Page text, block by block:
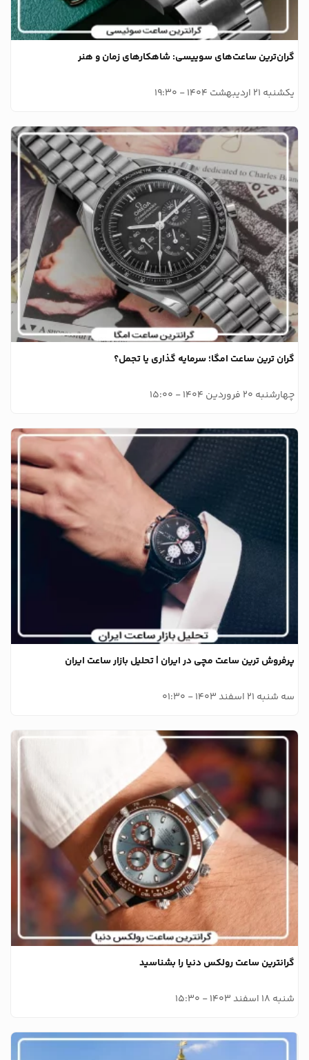
گران‌ترین ساعت‌های سوییسی: شاهکارهای زمان و هنر
یکشنبه 21 اردیبهشت 1404 - 19:30
گران ترین ساعت امگا؛ سرمایه گذاری یا تجمل؟
چهارشنبه 20 فروردین 1404 - 15:00
پرفروش ترین ساعت مچی در ایران | تحلیل بازار ساعت ایران
سه شنبه 21 اسفند 1403 - 01:30
وبلاگ
گرانترین ساعت رولکس دنیا را بشناسید
شنبه 18 اسفند 1403 - 15:30